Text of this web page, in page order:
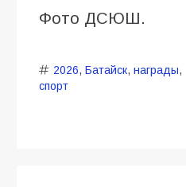
Фото ДСЮШ.
2026, Батайск, награды,
спорт